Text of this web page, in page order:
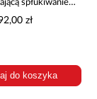
spłukiwanie
zł
do koszyka